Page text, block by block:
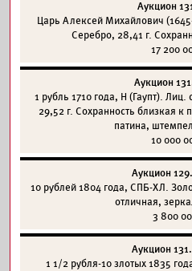
Аукцион
Царь Алексей Михайлович
Серебро, 28,41 г.
17 200
Аукцион
1 рубль 1710 года, Н (Гаупт).
29,52 г. Сохранность близкая к
патина,
10 000
Аукцион
10 рублей 1804 года, СПБ-ХЛ.
отличная,
3 800
Аукцион
1 1/2 рубля-10 злотых 1835